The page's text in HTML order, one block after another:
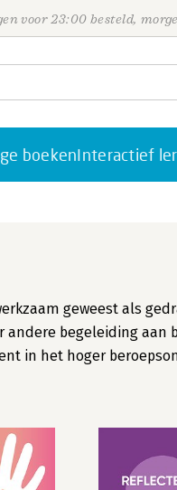
voor 23:00 besteld,
boekenInteractief
geweest als
begeleiding aan
in het hoger